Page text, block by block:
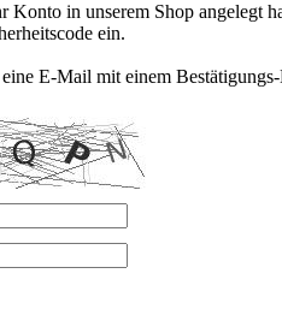
in unserem Shop angelegt
ein.
E-Mail mit einem